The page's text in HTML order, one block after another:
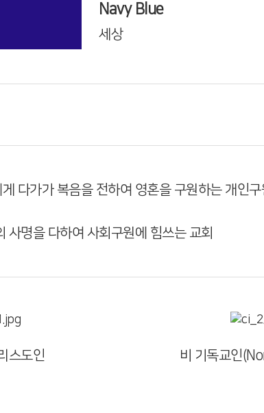
Navy Blue
세상
다가가 복음을 전하여 영혼을 구원하는 개인구
사명을 다하여 사회구원에 힘쓰는 교회
스도인 비 기독교인